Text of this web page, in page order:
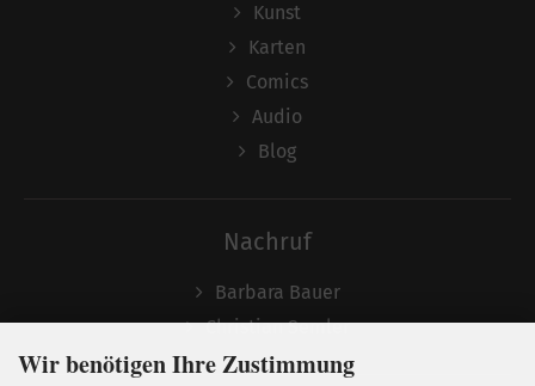
Kunst
Karten
Comics
Audio
Blog
Nachruf
Barbara Bauer
Christian Semler
Wir benötigen Ihre Zustimmung